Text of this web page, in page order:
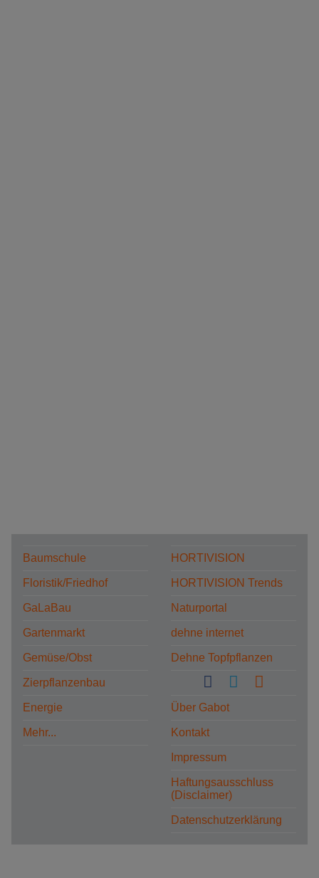
Baumschule
Floristik/Friedhof
GaLaBau
Gartenmarkt
Gemüse/Obst
Zierpflanzenbau
Energie
Mehr...
HORTIVISION
HORTIVISION Trends
Naturportal
dehne internet
Dehne Topfpflanzen
Über Gabot
Kontakt
Impressum
Haftungsausschluss
(Disclaimer)
Datenschutzerklärung